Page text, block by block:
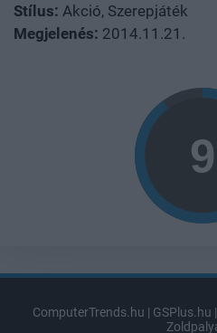
Stílus: Akció, Szerepjáték
Megjelenés: 2014.11.21.
ComputerTrends.hu | GSPlus.hu |